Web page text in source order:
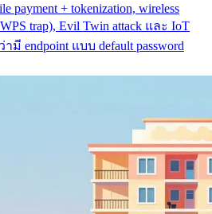
payment + tokenization, wireless
trap), Evil Twin attack และ IoT
endpoint แบบ default password